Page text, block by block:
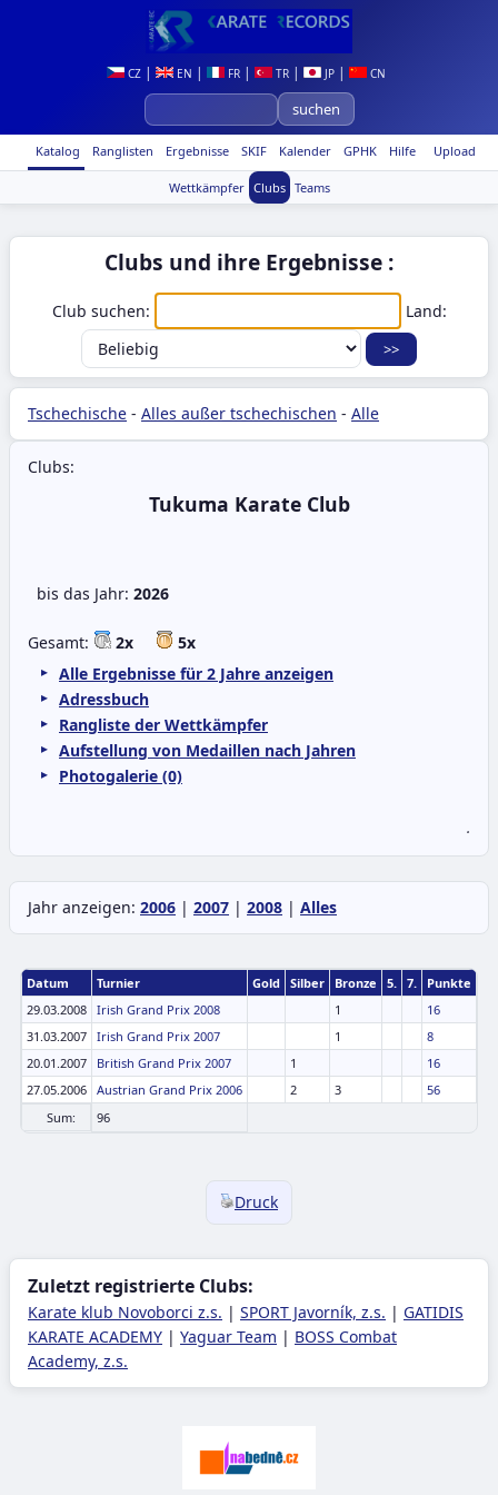
CZ| EN | FR| TR| JP| CN
Upload
Katalog Ranglisten Ergebnisse SKIF Kalender GPHK Hilfe
Wettkämpfer Clubs Teams
Clubs und ihre Ergebnisse :
Club suchen: Land:
Tschechische - Alles außer tschechischen - Alle
Clubs:
Tukuma Karate Club
bis das Jahr: 2026
Gesamt: 2x
5x
Alle Ergebnisse für 2 Jahre anzeigen
Adressbuch
Rangliste der Wettkämpfer
Aufstellung von Medaillen nach Jahren
Photogalerie (0)
.
Jahr anzeigen: 2006 | 2007 | 2008 | Alles
Datum Turnier Gold Silber Bronze 5. 7.
Punkte
29.03.2008 Irish Grand Prix 2008 1
16
31.03.2007 Irish Grand Prix 2007 1
8
20.01.2007
British Grand Prix 2007 1
16
27.05.2006 Austrian Grand Prix 2006 2 3
56
Sum:
96
Druck
Zuletzt registrierte Clubs:
Karate klub Novoborci z.s. | SPORT Javorník, z.s. | GATIDIS
KARATE ACADEMY | Yaguar Team | BOSS Combat
Academy, z.s.